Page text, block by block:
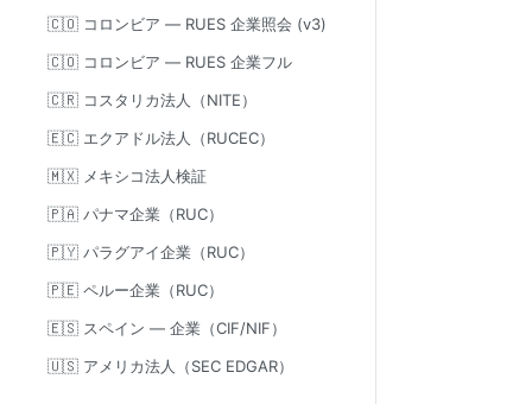
🇨🇴 コロンビア — RUES 企業照会 (v3)
🇨🇴 コロンビア — RUES 企業フル
🇨🇷 コスタリカ法人（NITE）
🇪🇨 エクアドル法人（RUCEC）
🇲🇽 メキシコ法人検証
🇵🇦 パナマ企業（RUC）
🇵🇾 パラグアイ企業（RUC）
🇵🇪 ペルー企業（RUC）
🇪🇸 スペイン — 企業（CIF/NIF）
🇺🇸 アメリカ法人（SEC EDGAR）